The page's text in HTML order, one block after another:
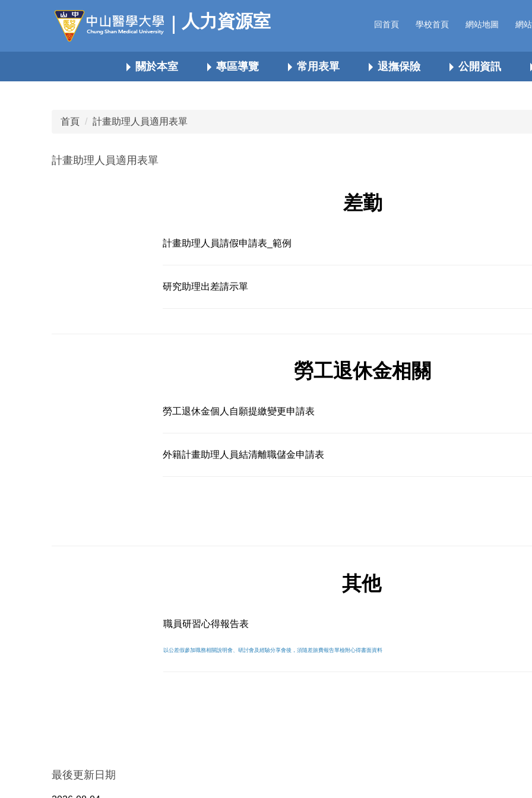
要
容
人力資源室 回首頁 學校首頁 網站地圖 網
關於本室 專區導覽 常用表單 退撫保險 公開資訊
首頁 計畫助理人員適用表單
計畫助理人員適用表單
差勤
計畫助理人員請假申請表_範例
研究助理出差請示單
勞工退休金相關
勞工退休金個人自願提繳變更申請表
外籍計畫助理人員結清離職儲金申請表
其他
職員研習心得報告表
以公差假參加職務相關說明會、研討會及經驗分享會後，須隨差旅費報告單檢附心得書面資料
最後更新日期